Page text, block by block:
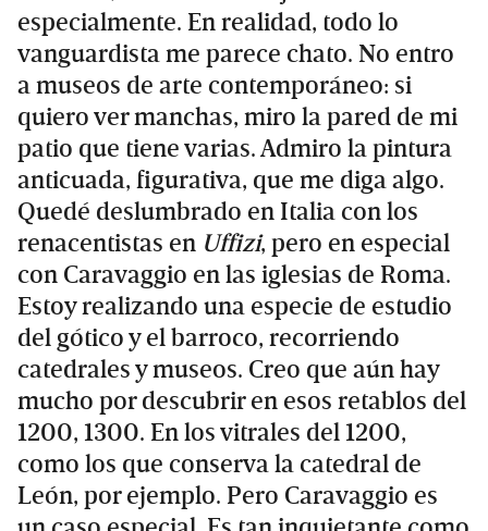
especialmente. En realidad, todo lo
vanguardista me parece chato. No entro
a museos de arte contemporáneo: si
quiero ver manchas, miro la pared de mi
patio que tiene varias. Admiro la pintura
anticuada, figurativa, que me diga algo.
Quedé deslumbrado en Italia con los
renacentistas en Uffizi, pero en especial
con Caravaggio en las iglesias de Roma.
Estoy realizando una especie de estudio
del gótico y el barroco, recorriendo
catedrales y museos. Creo que aún hay
mucho por descubrir en esos retablos del
1200, 1300. En los vitrales del 1200,
como los que conserva la catedral de
León, por ejemplo. Pero Caravaggio es